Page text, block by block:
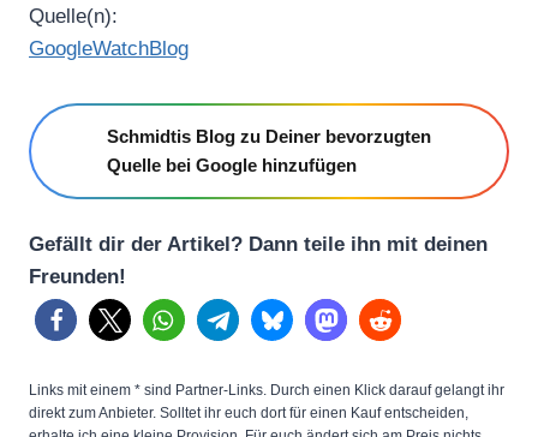
Quelle(n):
GoogleWatchBlog
Schmidtis Blog zu Deiner bevorzugten
Quelle bei Google hinzufügen
Gefällt dir der Artikel? Dann teile ihn mit deinen
Freunden!
Links mit einem * sind Partner-Links. Durch einen Klick darauf gelangt ihr
direkt zum Anbieter. Solltet ihr euch dort für einen Kauf entscheiden,